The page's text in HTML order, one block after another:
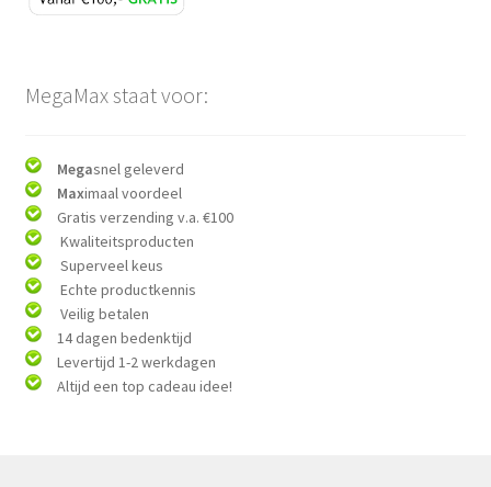
MegaMax staat voor:
Megasnel geleverd
Maximaal voordeel
Gratis verzending v.a. €100
Kwaliteitsproducten
Superveel keus
Echte productkennis
Veilig betalen
14 dagen bedenktijd
Levertijd 1-2 werkdagen
Altijd een top cadeau idee!